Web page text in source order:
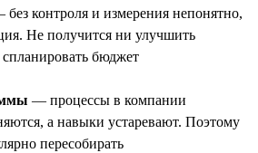
контроля и измерения непонятно,
Не получится ни улучшить
бюджет
— процессы в компании
а навыки устаревают. Поэтому
пересобирать